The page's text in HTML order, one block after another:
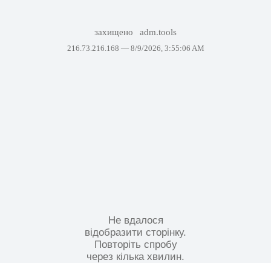
захищено adm.tools
216.73.216.168 — 8/9/2026, 3:55:06 AM
Не вдалося
відобразити сторінку.
Повторіть спробу
через кілька хвилин.